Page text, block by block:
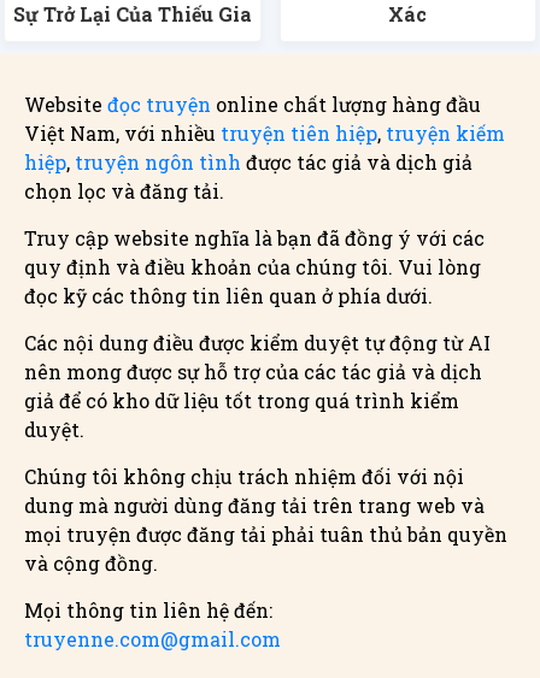
Sự Trở Lại Của Thiếu Gia
Xác
Website đọc truyện online chất lượng hàng đầu
Việt Nam, với nhiều truyện tiên hiệp, truyện kiếm
hiệp, truyện ngôn tình được tác giả và dịch giả
chọn lọc và đăng tải.
Truy cập website nghĩa là bạn đã đồng ý với các
quy định và điều khoản của chúng tôi. Vui lòng
đọc kỹ các thông tin liên quan ở phía dưới.
Các nội dung điều được kiểm duyệt tự động từ AI
nên mong được sự hỗ trợ của các tác giả và dịch
giả để có kho dữ liệu tốt trong quá trình kiểm
duyệt.
Chúng tôi không chịu trách nhiệm đối với nội
dung mà người dùng đăng tải trên trang web và
mọi truyện được đăng tải phải tuân thủ bản quyền
và cộng đồng.
Mọi thông tin liên hệ đến:
truyenne.com@gmail.com